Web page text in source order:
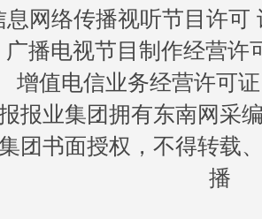
息网络传播视听节目许可
广播电视节目制作经营许
增值电信业务经营许可
报业集团拥有东南网采
团书面授权，不得转载
播